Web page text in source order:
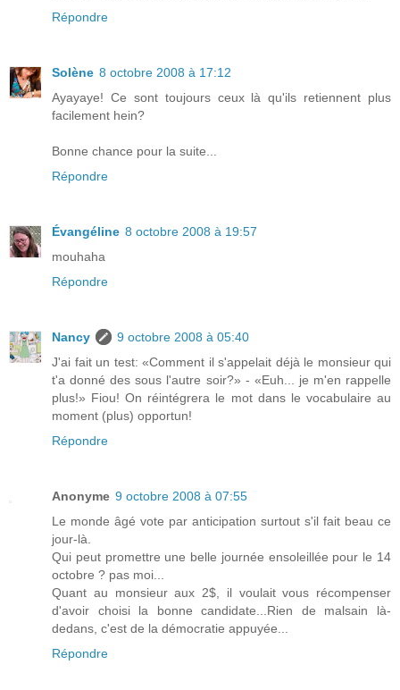
Répondre
Solène 8 octobre 2008 à 17:12
Ayayaye! Ce sont toujours ceux là qu'ils retiennent plus
facilement hein?
Bonne chance pour la suite...
Répondre
Évangéline 8 octobre 2008 à 19:57
mouhaha
Répondre
Nancy
9 octobre 2008 à 05:40
J'ai fait un test: «Comment il s'appelait déjà le monsieur qui
t'a donné des sous l'autre soir?» - «Euh... je m'en rappelle
plus!» Fiou! On réintégrera le mot dans le vocabulaire au
moment (plus) opportun!
Répondre
Anonyme 9 octobre 2008 à 07:55
Le monde âgé vote par anticipation surtout s'il fait beau ce
jour-là.
Qui peut promettre une belle journée ensoleillée pour le 14
octobre ? pas moi...
Quant au monsieur aux 2$, il voulait vous récompenser
d'avoir choisi la bonne candidate...Rien de malsain là-
dedans, c'est de la démocratie appuyée...
Répondre